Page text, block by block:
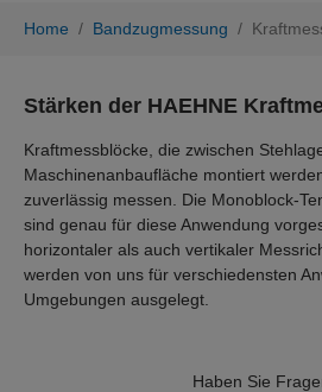
Home
Bandzugmessung
Stärken der HAEHNE
Kraftmessblöcke, die zwischen
Maschinenanbaufläche montiert
zuverlässig messen. Die Monoblock-
sind genau für diese Anwendung
horizontaler als auch vertikaler
werden von uns für verschiedensten
Umgebungen ausgelegt.
Haben Sie